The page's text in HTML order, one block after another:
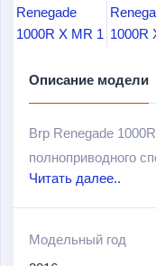
Описание модели
Brp Renegade
полноприводного
годов. В
последние
Читать далее..
Модельный год